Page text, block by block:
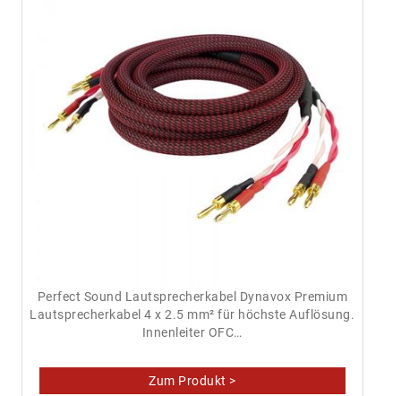
Perfect Sound Lautsprecherkabel Dynavox Premium
Lautsprecherkabel 4 x 2.5 mm² für höchste Auflösung.
Innenleiter OFC…